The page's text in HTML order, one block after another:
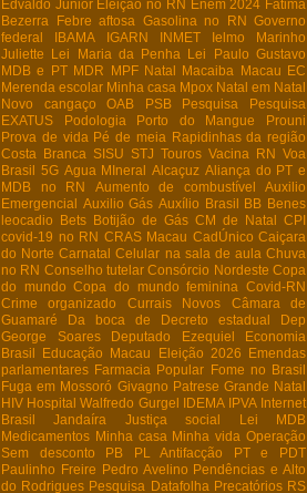
Edvaldo Junior Eleição no RN Enem 2024 Fatima
Bezerra
Febre aftosa Gasolina no RN Governo
federal
IBAMA IGARN INMET
Ielmo Marinho
Juliette
Lei Maria da Penha
Lei Paulo Gustavo
MDB e PT MDR MPF Natal Macaiba
Macau EC
Merenda escolar Minha casa Mpox Natal em Natal
Novo cangaço
OAB PSB Pesquisa
Pesquisa
EXATUS
Podologia Porto do Mangue
Prouni
Prova de vida Pé de meia Rapidinhas da região
Costa Branca
SISU STJ Touros Vacina RN Voa
Brasil 5G Agua MIneral Alcaçuz Aliança do PT e
MDB no RN
Aumento de combustível
Auxilio
Emergencial Auxilio Gás Auxílio Brasil BB Benes
leocadio
Bets Botijão de Gás CM de Natal CPI
covid-19 no RN CRAS Macau CadÚnico Caiçara
do Norte Carnatal Celular na sala de aula Chuva
no RN Conselho tutelar Consórcio Nordeste Copa
do mundo Copa do mundo feminina
Covid-RN
Crime organizado
Currais Novos
Câmara de
Guamaré
Da boca de Decreto estadual
Dep
George Soares
Deputado Ezequiel
Economia
Brasil
Educação Macau Eleição 2026
Emendas
parlamentares Farmacia Popular Fome no Brasil
Fuga em Mossoró Givagno Patrese Grande Natal
HIV Hospital Walfredo Gurgel IDEMA IPVA Internet
Brasil
Jandaíra Justiça social Lei
MDB
Medicamentos Minha casa Minha vida Operação
Sem desconto
PB PL Antifacção
PT e PDT
Paulinho Freire Pedro Avelino Pendências e Alto
do Rodrigues Pesquisa Datafolha Precatórios RS